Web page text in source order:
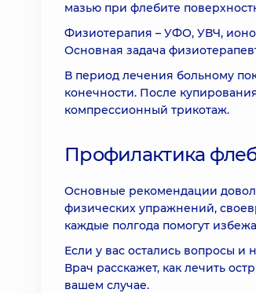
мазью при флебите
Физиотерапия – УФО, УВЧ,
Основная задача
В период лечения больному
конечности. После
компрессионный трикотаж.
Профилактика
Основные рекомендации
физических упражнений,
каждые полгода помогут
Если у вас остались вопросы
Врач расскажет, как лечить
вашем случае.